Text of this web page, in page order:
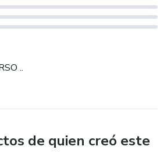
..
de quien creó este